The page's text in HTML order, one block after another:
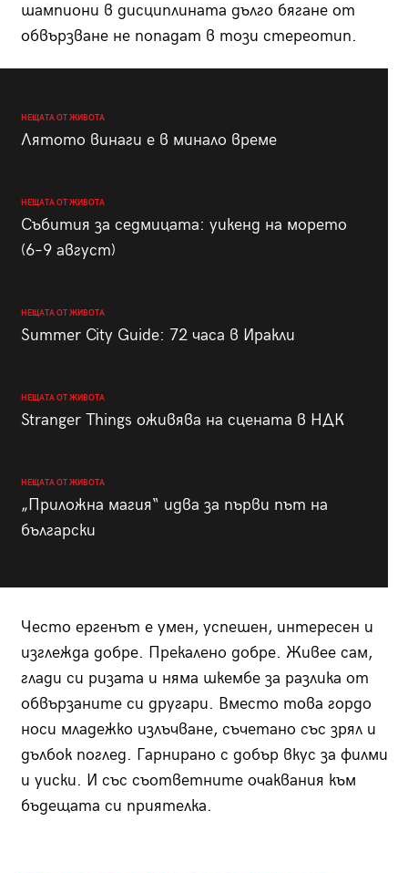
шампиони в дисциплината дълго бягане от
обвързване не попадат в този стереотип.
НЕЩАТА ОТ ЖИВОТА
Лятото винаги е в минало време
НЕЩАТА ОТ ЖИВОТА
Събития за седмицата: уикенд на морето
(6–9 август)
НЕЩАТА ОТ ЖИВОТА
Summer City Guide: 72 часа в Иракли
НЕЩАТА ОТ ЖИВОТА
Stranger Things оживява на сцената в НДК
НЕЩАТА ОТ ЖИВОТА
„Приложна магия“ идва за първи път на
български
Често ергенът е умен, успешен, интересен и
изглежда добре. Прекалено добре. Живее сам,
глади си ризата и няма шкембе за разлика от
обвързаните си другари. Вместо това гордо
носи младежко излъчване, съчетано със зрял и
дълбок поглед. Гарнирано с добър вкус за филми
и уиски. И със съответните очаквания към
бъдещата си приятелка.